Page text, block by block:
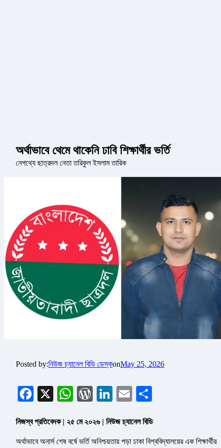
অর্থাভাবে থেমে থাকেনি ঢাবি শিক্ষার্থীর ভর্তি
নেপথ্যে ছাত্রদল নেতা তরিকুল ইসলাম তারিক
Posted by:নিউজ চ্যানেল বিডি ডেস্কonMay 25, 2026
Facebook
X WhatsApp
WordPress
LinkedIn
Email
নিজস্ব প্রতিবেদক | ২৫ মে ২০২৬ | নিউজ চ্যানেল বিডি
অর্থাভাবে অনার্স শেষ বর্ষে ভর্তি অনিশ্চয়তায় পড়া ঢাকা বিশ্ববিদ্যালয়ের এক শিক্ষার্থীর